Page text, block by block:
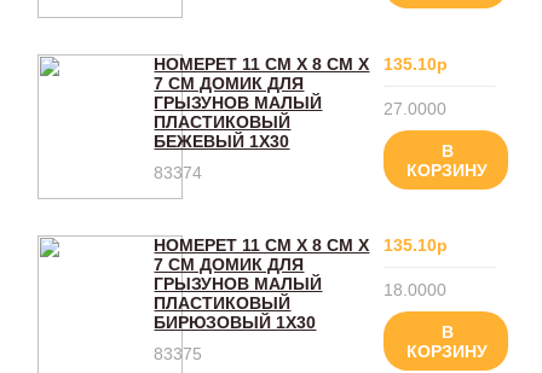
HOMEPET 11 СМ Х 8 СМ Х
7 СМ ДОМИК ДЛЯ
ГРЫЗУНОВ МАЛЫЙ
ПЛАСТИКОВЫЙ
БЕЖЕВЫЙ 1Х30
83374
135.10р
27.0000
В
КОРЗИНУ
HOMEPET 11 СМ Х 8 СМ Х
7 СМ ДОМИК ДЛЯ
ГРЫЗУНОВ МАЛЫЙ
ПЛАСТИКОВЫЙ
БИРЮЗОВЫЙ 1Х30
83375
135.10р
18.0000
В
КОРЗИНУ